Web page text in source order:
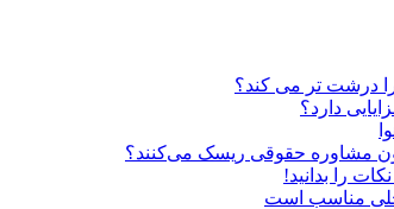
درشت تر می کند؟
دارد؟
مشاوره حقوقی ریسک می‌کنند؟
را بدانید!
مناسب است